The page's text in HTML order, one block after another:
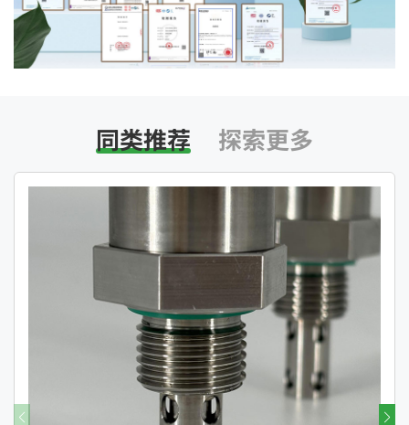
同类推荐 探索更多